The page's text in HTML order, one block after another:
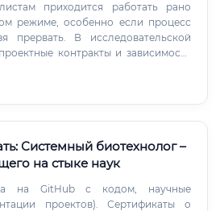
приходится работать рано
режиме, особенно если процесс
прервать. В исследовательской
контракты и зависимость
студенту стоит начать с базовых
Системный биотехнолог –
на стыке наук
на GitHub с кодом, научные
проектов). Сертификаты о